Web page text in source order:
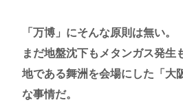
「万博」にそんな原則は無い。
まだ地盤沈下もメタンガス発生
地である舞洲を会場にした「大
な事情だ。